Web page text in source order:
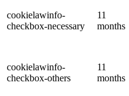
cookielawinfo-
checkbox-necessary
11
months
cookielawinfo-
checkbox-others
11
months